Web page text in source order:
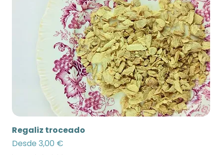
Regaliz troceado
Desde 3,00 €
Precio de oferta